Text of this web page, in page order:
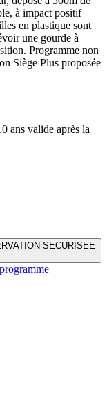
à impact positif
en plastique sont
une gourde à
Programme non
Siège Plus proposée
ans valide après la